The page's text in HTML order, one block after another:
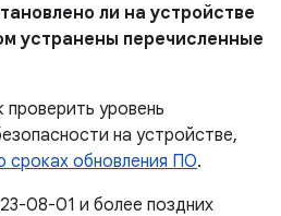
ли на устройстве
устранены перечисленные
уровень
на устройстве,
сроках обновления ПО.
08-01 и более поздних